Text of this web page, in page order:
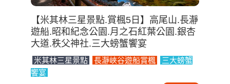
【米其林三星景點.賞楓5日】高尾山.長瀞
遊船.昭和紀念公園.月之石紅葉公園.銀杏
大道.秩父神社.三大螃蟹饗宴
米其林三星景點 長瀞峽谷遊船賞楓
三大螃蟹
饗宴